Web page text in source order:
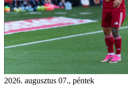
2026. augusztus 07., péntek